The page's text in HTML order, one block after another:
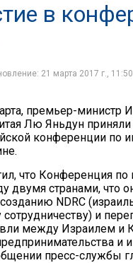
в
21 марта 2017 г., 11:50
премьер-министр
Лю Яньдун приняли
конференции по
что Конференция
двумя странами, что
NDRC
и
между Израилем и
пресс-службы